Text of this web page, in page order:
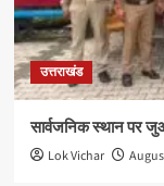
उत्तराखंड
सार्वजनिक स्थान पर
Lok Vichar